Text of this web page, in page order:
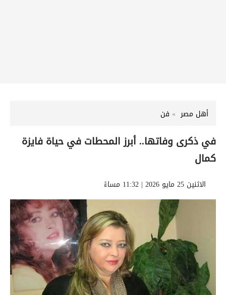
أهل مصر فن
في ذكرى وفاتها.. أبرز المحطات في حياة فايزة
كمال
الاثنين 25 مايو 2026 | 11:32 مساءً